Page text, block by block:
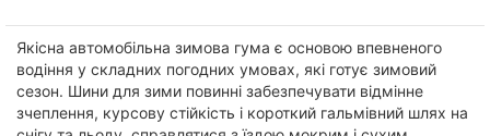
Якісна автомобільна зимова гума є основою впевненого
водіння у складних погодних умовах, які готує зимовий
сезон. Шини для зими повинні забезпечувати відмінне
зчеплення, курсову стійкість і короткий гальмівний шлях на